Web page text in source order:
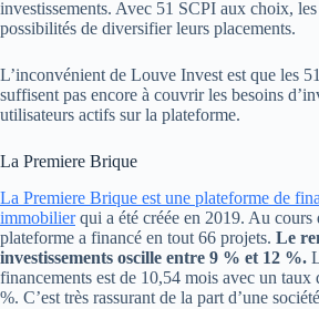
investissements. Avec 51 SCPI aux choix,
possibilités de diversifier leurs placements.
L’inconvénient de Louve Invest est que les
suffisent pas encore à couvrir les besoins
utilisateurs actifs sur la plateforme.
La Premiere Brique
La Premiere Brique est une plateforme de
immobilierqui a été créée en 2019. Au cours
plateforme a financé en tout 66 projets. Le
investissements oscille entre 9 % et 12 %.
financements est de 10,54 mois avec un taux
%. C’est très rassurant de la part d’une